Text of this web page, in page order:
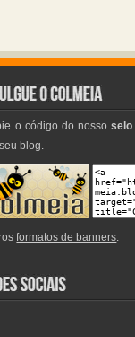
o código do nossoselo
blog.
formatos de banners.